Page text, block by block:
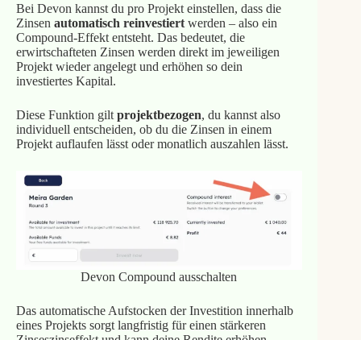
Bei Devon kannst du pro Projekt einstellen, dass die
Zinsen automatisch reinvestiertwerden – also ein
Compound-Effekt entsteht. Das bedeutet, die
erwirtschafteten Zinsen werden direkt im jeweiligen
Projekt wieder angelegt und erhöhen so dein
investiertes Kapital.
Diese Funktion gilt projektbezogen, du kannst also
individuell entscheiden, ob du die Zinsen in einem
Projekt auflaufen lässt oder monatlich auszahlen lässt.
Devon Compound ausschalten
Das automatische Aufstocken der Investition innerhalb
eines Projekts sorgt langfristig für einen stärkeren